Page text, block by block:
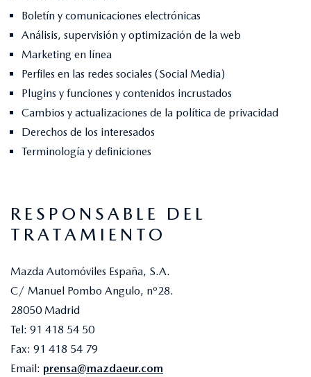
Boletín y comunicaciones electrónicas
Análisis, supervisión y optimización de la web
Marketing en línea
Perfiles en las redes sociales (Social Media)
Plugins y funciones y contenidos incrustados
Cambios y actualizaciones de la política de privacidad
Derechos de los interesados
Terminología y definiciones
RESPONSABLE DEL
TRATAMIENTO
Mazda Automóviles España, S.A.
C/ Manuel Pombo Angulo, nº28.
28050 Madrid
Tel: 91 418 54 50
Fax: 91 418 54 79
Email: prensa@mazdaeur.com